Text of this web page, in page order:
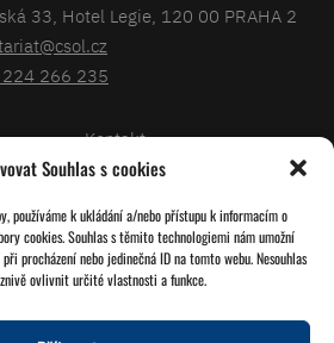
Souhlas s cookies
používáme k ukládání a/nebo přístupu k informacím o
cookies. Souhlas s těmito technologiemi nám umožní
procházení nebo jedinečná ID na tomto webu. Nesouhlas
ovlivnit určité vlastnosti a funkce.
33, Hotel Legie, 120 00 PRAHA 2
266 235
Kontakt
Databáze legionářů
Pro členy
Zásady cookies